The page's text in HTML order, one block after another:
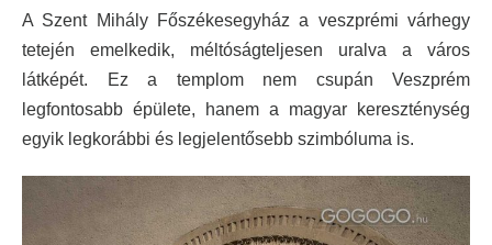
A Szent Mihály Főszékesegyház a veszprémi várhegy
tetején emelkedik, méltóságteljesen uralva a város
látképét. Ez a templom nem csupán Veszprém
legfontosabb épülete, hanem a magyar kereszténység
egyik legkorábbi és legjelentősebb szimbóluma is.